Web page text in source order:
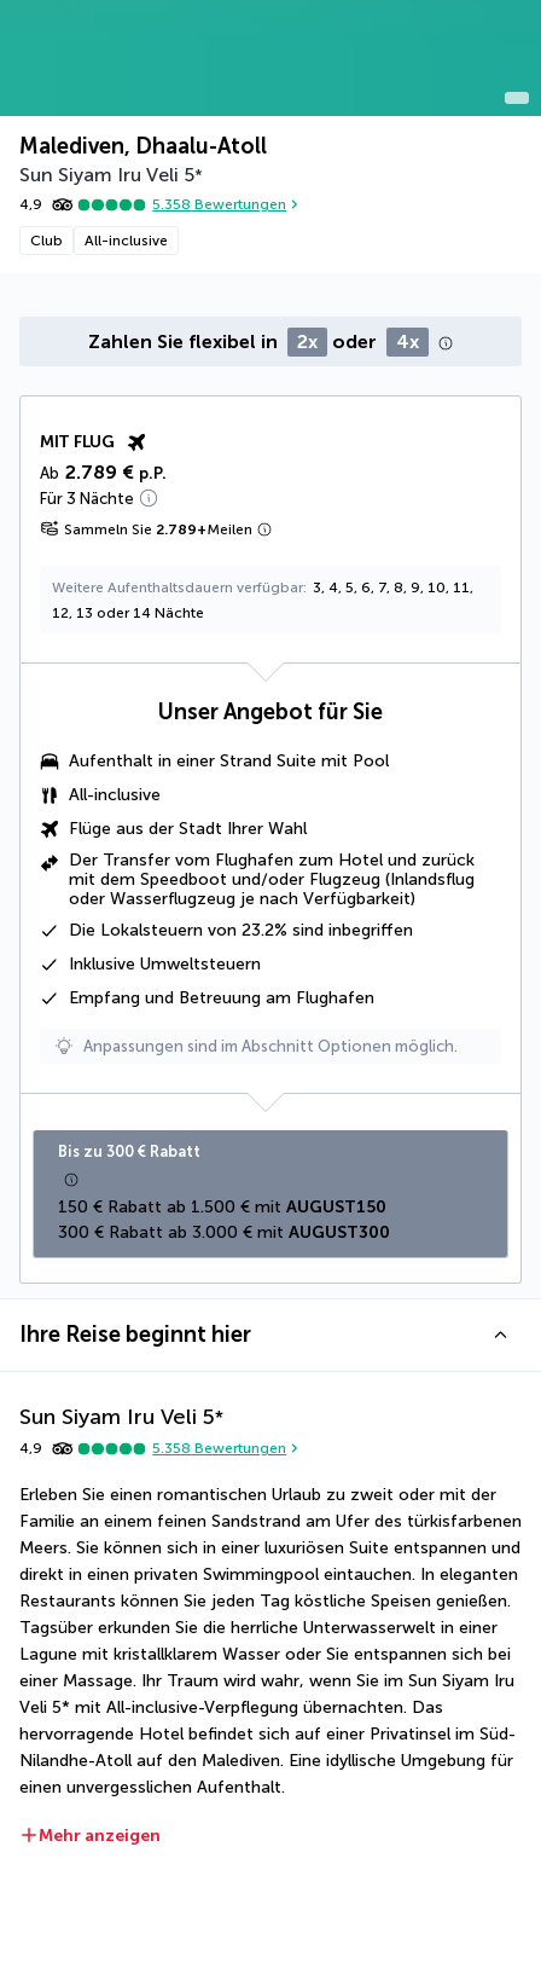
Malediven, Dhaalu-Atoll
Sun Siyam Iru Veli 5*
4,9 5.358 Bewertungen
Club All-inclusive
Zahlen Sie flexibel in 2x oder 4x
MIT FLUG
Ab 2.789 € p.P.
Für 3 Nächte
Sammeln Sie 2.789+Meilen
Weitere Aufenthaltsdauern verfügbar 3, 4, 5, 6, 7, 8, 9, 10, 11,
12, 13 oder 14 Nächte
Unser Angebot für Sie
Aufenthalt in einer Strand Suite mit Pool
All-inclusive
Flüge aus der Stadt Ihrer Wahl
Der Transfer vom Flughafen zum Hotel und zurück
mit dem Speedboot und/oder Flugzeug (Inlandsflug
oder Wasserflugzeug je nach Verfügbarkeit)
Die Lokalsteuern von 23.2% sind inbegriffen
Inklusive Umweltsteuern
Empfang und Betreuung am Flughafen
Anpassungen sind im Abschnitt Optionen möglich.
Bis zu 300 € Rabatt
150 € Rabatt ab 1.500 € mit AUGUST150
300 € Rabatt ab 3.000 € mit AUGUST300
Ihre Reise beginnt hier
Sun Siyam Iru Veli 5*
4,9 5.358 Bewertungen
Erleben Sie einen romantischen Urlaub zu zweit oder mit der
Familie an einem feinen Sandstrand am Ufer des türkisfarbenen
Meers. Sie können sich in einer luxuriösen Suite entspannen und
direkt in einen privaten Swimmingpool eintauchen. In eleganten
Restaurants können Sie jeden Tag köstliche Speisen genießen.
Tagsüber erkunden Sie die herrliche Unterwasserwelt in einer
Lagune mit kristallklarem Wasser oder Sie entspannen sich bei
einer Massage. Ihr Traum wird wahr, wenn Sie im Sun Siyam Iru
Veli 5* mit All-inclusive-Verpflegung übernachten. Das
hervorragende Hotel befindet sich auf einer Privatinsel im Süd-
Nilandhe-Atoll auf den Malediven. Eine idyllische Umgebung für
einen unvergesslichen Aufenthalt.
Mehr anzeigen